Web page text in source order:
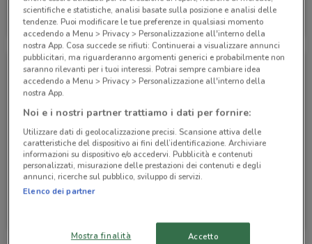
Alpitour
Scade il 31/10 353 m
Alpitour
Scade il 31/10
Alpitour
Scade il 31/10
scientifiche e statistiche, analisi basate sulla posizione e analisi delle
tendenze. Puoi modificare le tue preferenze in qualsiasi momento
accedendo a Menu > Privacy > Personalizzazione all'interno della
nostra App. Cosa succede se rifiuti: Continuerai a visualizzare annunci
pubblicitari, ma riguarderanno argomenti generici e probabilmente non
saranno rilevanti per i tuoi interessi. Potrai sempre cambiare idea
accedendo a Menu > Privacy > Personalizzazione all'interno della
nostra App.
Noi e i nostri partner trattiamo i dati per fornire:
Utilizzare dati di geolocalizzazione precisi. Scansione attiva delle
caratteristiche del dispositivo ai fini dell’identificazione. Archiviare
informazioni su dispositivo e/o accedervi. Pubblicità e contenuti
personalizzati, misurazione delle prestazioni dei contenuti e degli
annunci, ricerche sul pubblico, sviluppo di servizi.
Elenco dei partner
Mostra finalità Accetto